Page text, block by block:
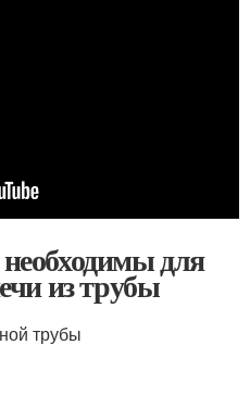
для
из трубы
трубы